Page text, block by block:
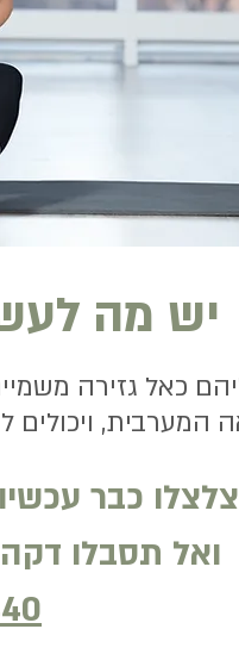
יש מה
כאל גזירה
המערבית,
צלצלו כבר
ואל תסבלו